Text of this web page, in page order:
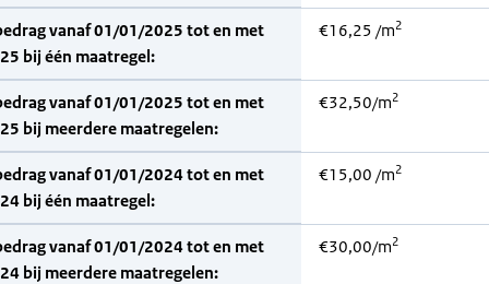
vanaf 01/01/2025 tot en met
bij één maatregel:
€16,25 /m2
vanaf 01/01/2025 tot en met
bij meerdere maatregelen:
€32,50/m2
vanaf 01/01/2024 tot en met
bij één maatregel:
€15,00 /m2
vanaf 01/01/2024 tot en met
bij meerdere maatregelen:
€30,00/m2